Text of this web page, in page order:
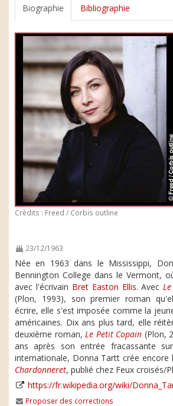
Biographie Bibliographie
Crédits : Freed / Corbis outline
23/12/1963
Née en 1963 dans le Mississippi,
Bennington College dans le Vermont,
avec l'écrivain Bret Easton Ellis. Avec
(Plon, 1993), son premier roman
écrire, elle s'est imposée comme la
américaines. Dix ans plus tard, elle
deuxième roman,Le Petit Copain (Plon,
ans après son entrée fracassante
internationale, Donna Tartt crée encore
Chardonneret, publié chez Feux croisés/
https://fr.wikipedia.org/wiki/
Proposer des corrections